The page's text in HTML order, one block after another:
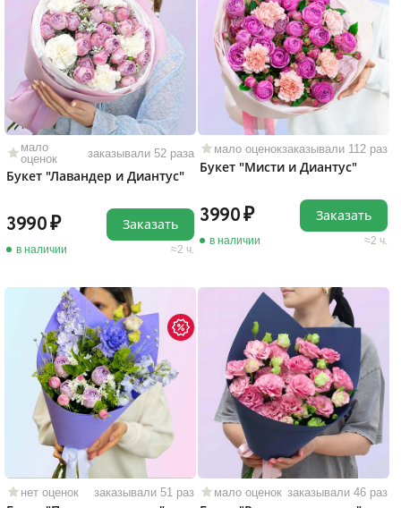
мало
оценок
заказывали 52 раза
Букет "Лавандер и Диантус"
3990
в наличии 2 ч.
Заказать
мало оценокзаказывали 112 раз
Букет "Мисти и Диантус"
3990
в наличии 2 ч.
Заказать
нет оценок заказывали 51 раз мало оценок заказывали 46 раз